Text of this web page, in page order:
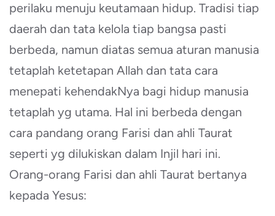
perilaku menuju keutamaan hidup. Tradisi tiap
daerah dan tata kelola tiap bangsa pasti
berbeda, namun diatas semua aturan manusia
tetaplah ketetapan Allah dan tata cara
menepati kehendakNya bagi hidup manusia
tetaplah yg utama. Hal ini berbeda dengan
cara pandang orang Farisi dan ahli Taurat
seperti yg dilukiskan dalam Injil hari ini.
Orang-orang Farisi dan ahli Taurat bertanya
kepada Yesus: